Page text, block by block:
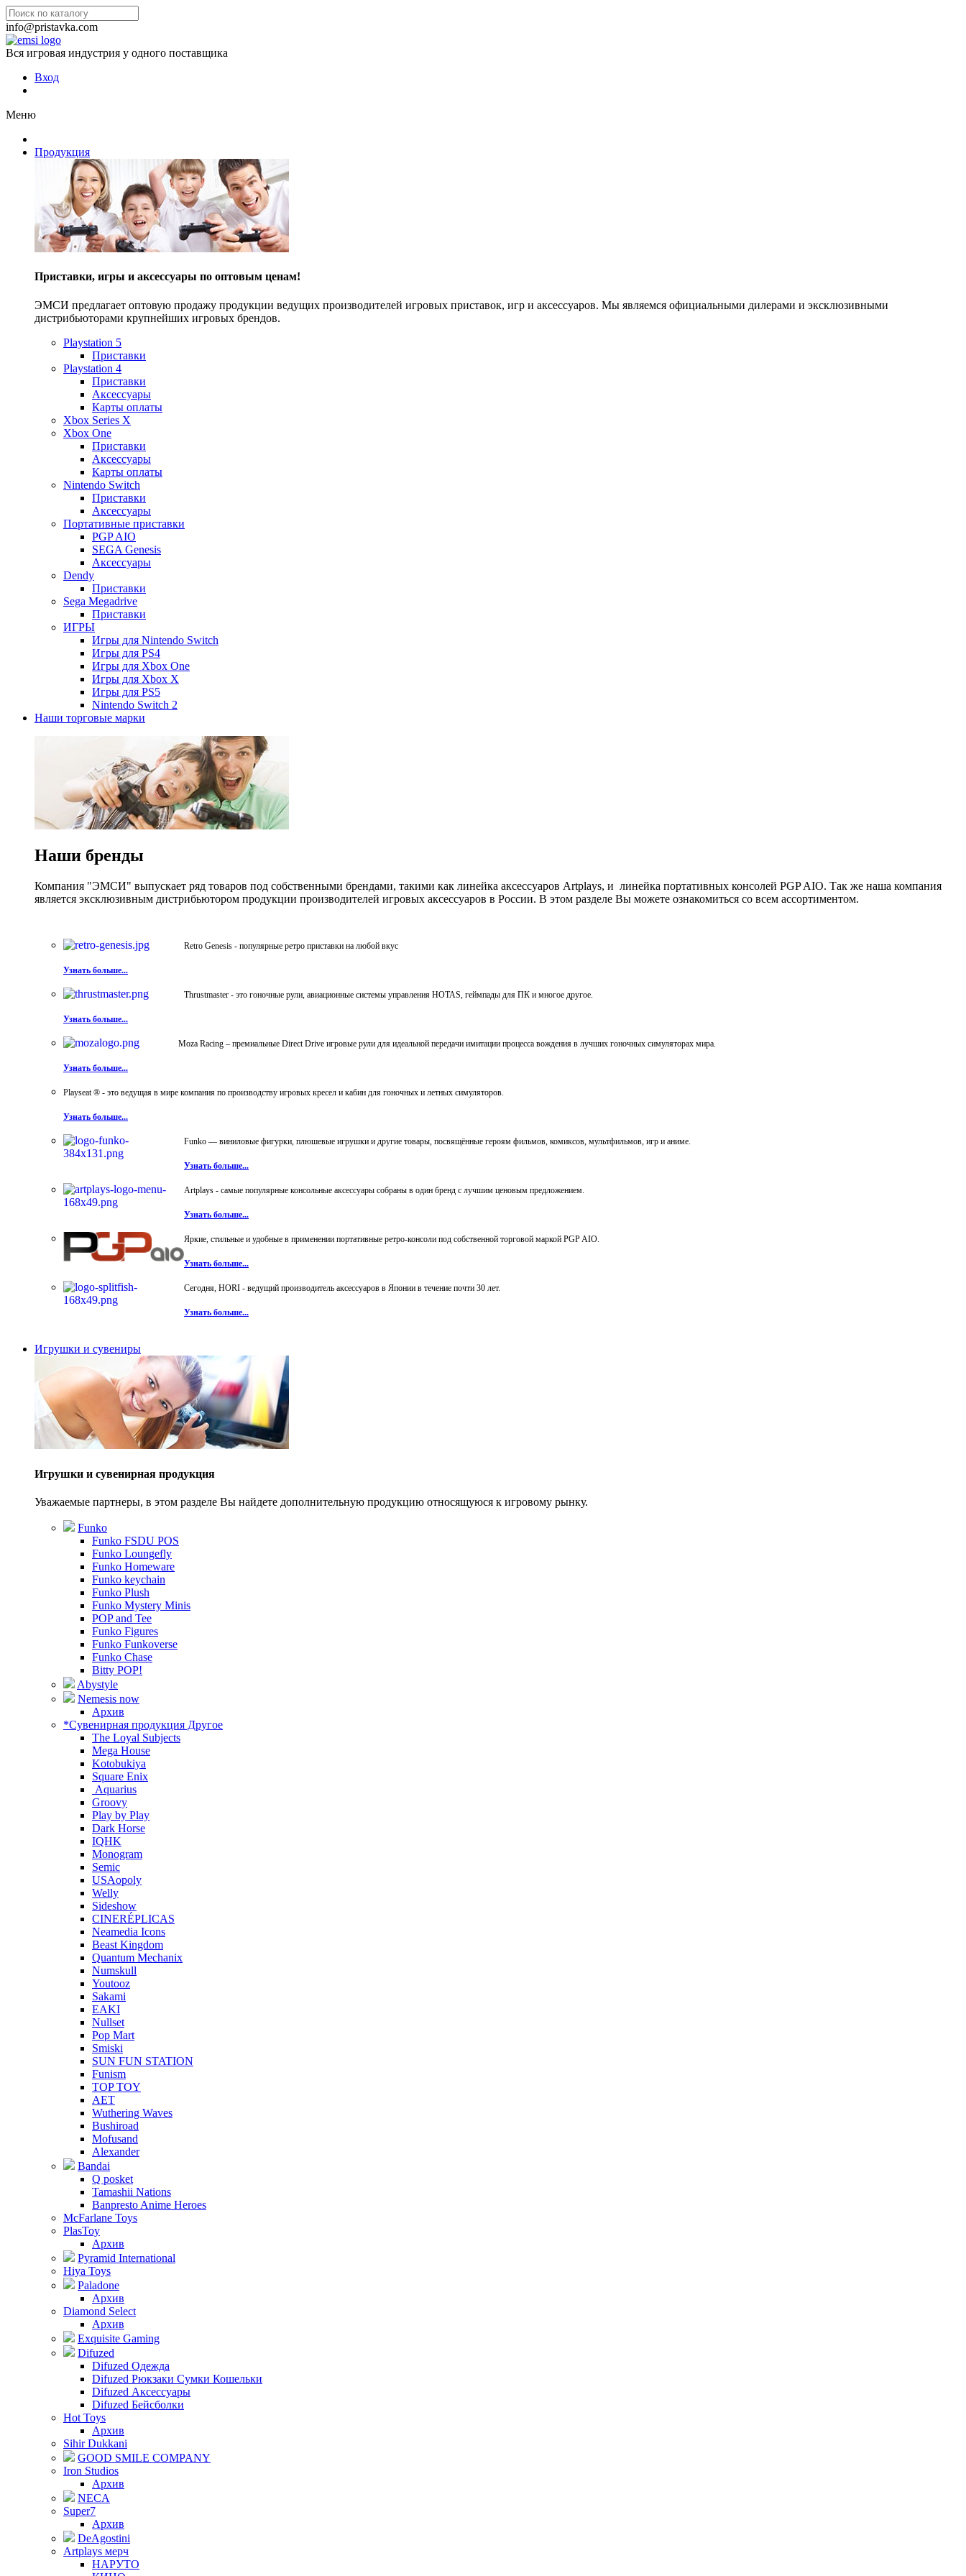
info@pristavka.com
Вся игровая индустрия у одного поставщика
Вход
Меню
Продукция
Приставки, игры и аксессуары по оптовым ценам!
ЭМСИ предлагает оптовую продажу продукции ведущих производителей игровых приставок, игр и аксессуаров. Мы являемся официальными дилерами и эксклюзивными
дистрибьюторами крупнейших игровых брендов.
Playstation 5
Приставки
Playstation 4
Приставки
Аксессуары
Карты оплаты
Xbox Series X
Xbox One
Приставки
Аксессуары
Карты оплаты
Nintendo Switch
Приставки
Аксессуары
Портативные приставки
PGP AIO
SEGA Genesis
Аксессуары
Dendy
Приставки
Sega Megadrive
Приставки
ИГРЫ
Игры для Nintendo Switch
Игры для PS4
Игры для Xbox One
Игры для Xbox X
Игры для PS5
Nintendo Switch 2
Наши торговые марки
Наши бренды
Компания "ЭМСИ" выпускает ряд товаров под собственными брендами, такими как линейка аксессуаров Artplays, и линейка портативных консолей PGP AIO. Так же наша компания
является эксклюзивным дистрибьютором продукции производителей игровых аксессуаров в России. В этом разделе Вы можете ознакомиться со всем ассортиментом.
Retro Genesis - популярные ретро приставки на любой вкус
Узнать больше...
Thrustmaster - это гоночные рули, авиационные системы управления HOTAS, геймпады для ПК и многое другое.
Узнать больше...
Moza Racing – премиальные Direct Drive игровые рули для идеальной передачи имитации процесса вождения в лучших гоночных симуляторах мира.
Узнать больше...
Playseat ® - это ведущая в мире компания по производству игровых кресел и кабин для гоночных и летных симуляторов.
Узнать больше...
Funko — виниловые фигурки, плюшевые игрушки и другие товары, посвящённые героям фильмов, комиксов, мультфильмов, игр и аниме.
Узнать больше...
Artplays - самые популярные консольные аксессуары собраны в один бренд с лучшим ценовым предложением.
Узнать больше...
Яркие, стильные и удобные в применении портативные ретро-консоли под собственной торговой маркой PGP AIO.
Узнать больше...
Сегодня, HORI - ведущий производитель аксессуаров в Японии в течение почти 30 лет.
Узнать больше...
Игрушки и сувениры
Игрушки и сувенирная продукция
Уважаемые партнеры, в этом разделе Вы найдете дополнительную продукцию относящуюся к игровому рынку.
Funko
Funko FSDU POS
Funko Loungefly
Funko Homeware
Funko keychain
Funko Plush
Funko Mystery Minis
POP and Tee
Funko Figures
Funko Funkoverse
Funko Chase
Bitty POP!
Abystyle
Nemesis now
Архив
*Сувенирная продукция Другое
The Loyal Subjects
Mega House
Kotobukiya
Square Enix
Aquarius
Groovy
Play by Play
Dark Horse
IQHK
Monogram
Semic
USAopoly
Welly
Sideshow
CINERÉPLICAS
Neamedia Icons
Beast Kingdom
Quantum Mechanix
Numskull
Youtooz
Sakami
EAKI
Nullset
Pop Mart
Smiski
SUN FUN STATION
Funism
TOP TOY
AET
Wuthering Waves
Bushiroad
Mofusand
Alexander
Bandai
Q posket
Tamashii Nations
Banpresto Anime Heroes
McFarlane Toys
PlasToy
Архив
Pyramid International
Hiya Toys
Paladone
Архив
Diamond Select
Архив
Exquisite Gaming
Difuzed
Difuzed Одежда
Difuzed Рюкзаки Сумки Кошельки
Difuzed Аксессуары
Difuzed Бейсболки
Hot Toys
Архив
Sihir Dukkani
GOOD SMILE COMPANY
Iron Studios
Архив
NECA
Super7
Архив
DeAgostini
Artplays мерч
НАРУТО